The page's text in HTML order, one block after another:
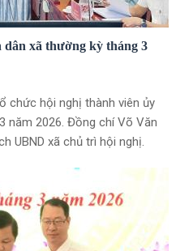
xã thường kỳ tháng 3
chức hội nghị thành viên ủy
năm 2026. Đồng chí Võ Văn
UBND xã chủ trì hội nghị.